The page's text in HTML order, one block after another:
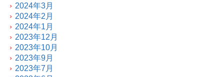
2024年3月
2024年2月
2024年1月
2023年12月
2023年10月
2023年9月
2023年7月